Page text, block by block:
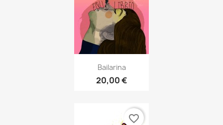
Bailarina
20,00 €
favorite_border